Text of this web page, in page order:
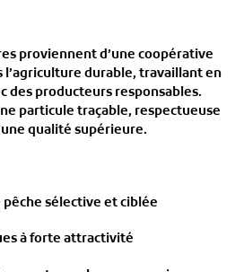
proviennent d’une coopérative
l’agriculture durable, travaillant en
des producteurs responsables.
particule traçable, respectueuse
qualité supérieure.
sélective et ciblée
à forte attractivité